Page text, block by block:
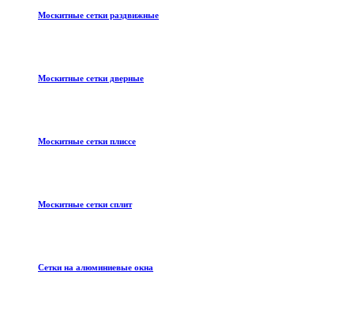
Москитные сетки раздвижные
Москитные сетки дверные
Москитные сетки плиссе
Москитные сетки сплит
Сетки на алюминиевые окна